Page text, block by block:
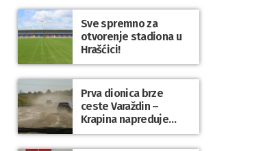
Sve spremno za
otvorenje stadiona u
Hrašćici!
Prva dionica brze
ceste Varaždin –
Krapina napreduje
prema planu